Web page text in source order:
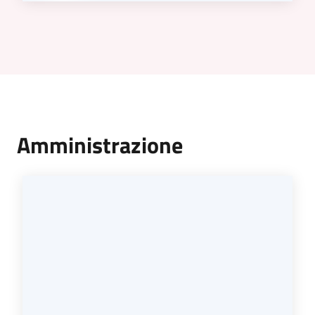
Amministrazione